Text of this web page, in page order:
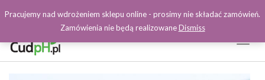
Facebook
Pracujemy nad wdrożeniem sklepu online - prosimy nie składać zamówień.
Zamówienia nie będą realizowaneDismiss